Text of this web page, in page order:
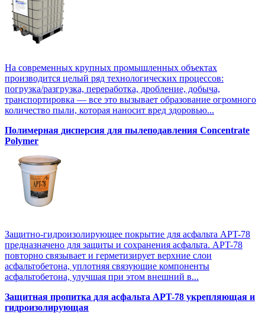
На современных крупных промышленных объектах
производится целый ряд технологических процессов:
погрузка/разгрузка, переработка, дробление, добыча,
транспортировка — все это вызывает образование огромного
количество пыли, которая наносит вред здоровью...
Полимерная дисперсия для пылеподавления Concentrate
Polymer
Защитно-гидроизолирующее покрытие для асфальта APT-78
предназначено для защиты и сохранения асфальта. APT-78
повторно связывает и герметизирует верхние слои
асфальтобетона, уплотняя связующие компоненты
асфальтобетона, улучшая при этом внешний в...
Защитная пропитка для асфальта APT-78 укрепляющая и
гидроизолирующая